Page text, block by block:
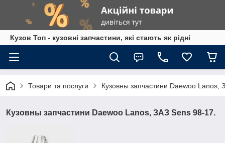
Кузов Топ - кузовні запчастини, які стають як рідні
Товари та послуги Кузовны запчастини Daewoo Lanos,
Кузовны запчастини Daewoo Lanos, ЗАЗ Sens 98-17.